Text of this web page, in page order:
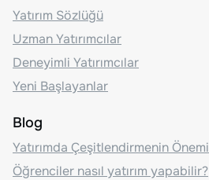
Yatırım Sözlüğü
Uzman Yatırımcılar
Deneyimli Yatırımcılar
Yeni Başlayanlar
Blog
Yatırımda Çeşitlendirmenin Önemi
Öğrenciler nasıl yatırım yapabilir?